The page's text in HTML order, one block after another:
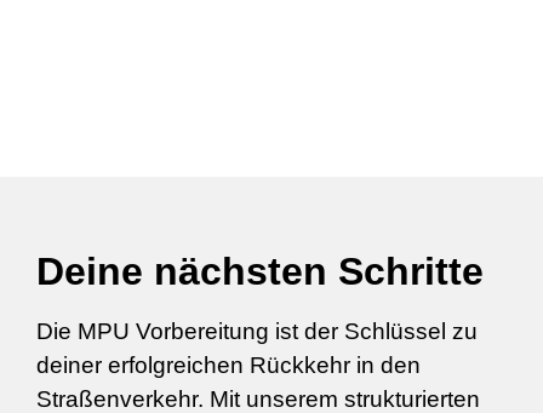
Deine nächsten Schritte
Die MPU Vorbereitung ist der Schlüssel zu
deiner erfolgreichen Rückkehr in den
Straßenverkehr. Mit unserem strukturierten